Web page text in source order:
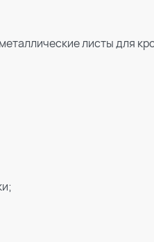
листы для